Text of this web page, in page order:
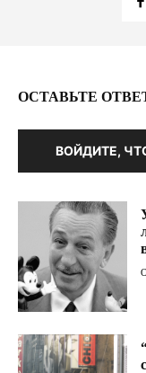
ОСТАВЬТЕ
ВОЙДИТЕ,